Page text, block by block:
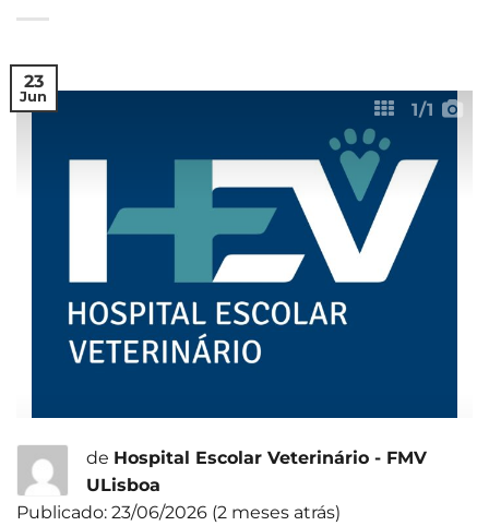
23
Jun
1/1
de Hospital Escolar Veterinário - FMV
ULisboa
Publicado: 23/06/2026 (2 meses atrás)